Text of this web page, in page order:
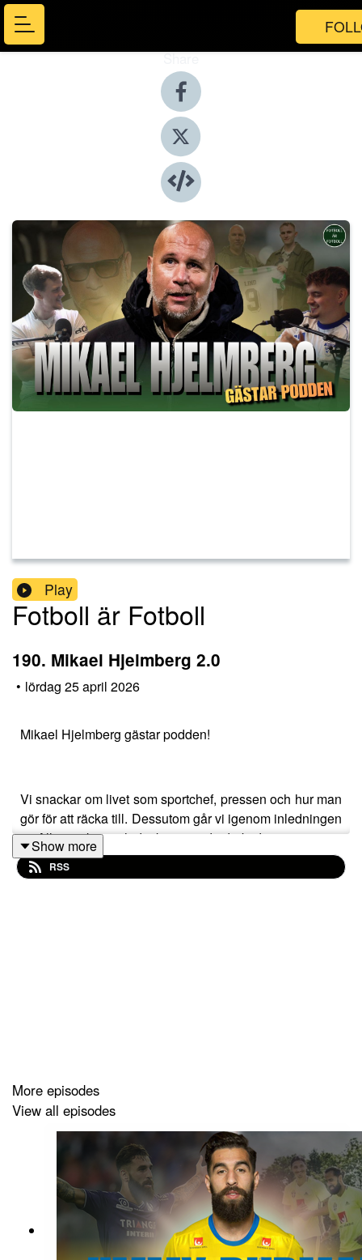
Share
Play
Fotboll är Fotboll
190. Mikael Hjelmberg 2.0
• lördag 25 april 2026
Mikael Hjelmberg gästar podden!
Vi snackar om livet som sportchef, pressen och hur man
gör för att räcka till. Dessutom går vi igenom inledningen
av Allsvenskan och det kommande derbyt!
Såklart blir det mycker mer än så, ett avsnitt du inte vill
Show more
RSS
More episodes
View all episodes